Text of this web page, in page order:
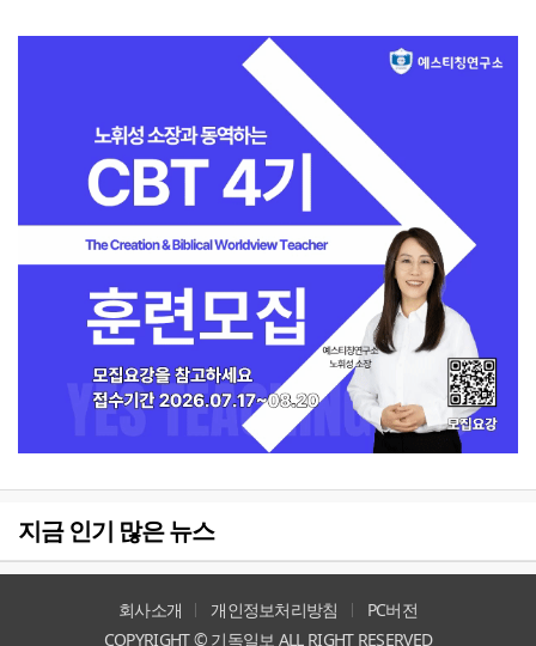
지금 인기 많은 뉴스
회사소개 개인정보처리방침
PC버전
COPYRIGHT © 기독일보 ALL RIGHT RESERVED